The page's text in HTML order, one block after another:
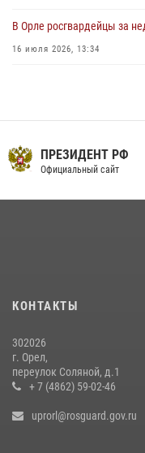
В Орле росгвардейцы за
16 июля 2026, 13:34
13 июля 2026, 14:29
Сотрудники Росгвардии
30 июля 2026, 14:27
15 июля 2026, 14:49
ПРЕЗИДЕНТ РФ
Официальный сайт
КОНТАКТЫ
302026
г. Орел,
переулок Соляной, д.1
+ 7 (4862) 59-02-46
uprorl@rosguard.gov.ru